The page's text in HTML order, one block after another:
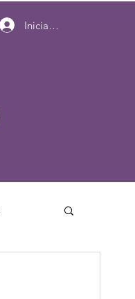
Iniciar sesión